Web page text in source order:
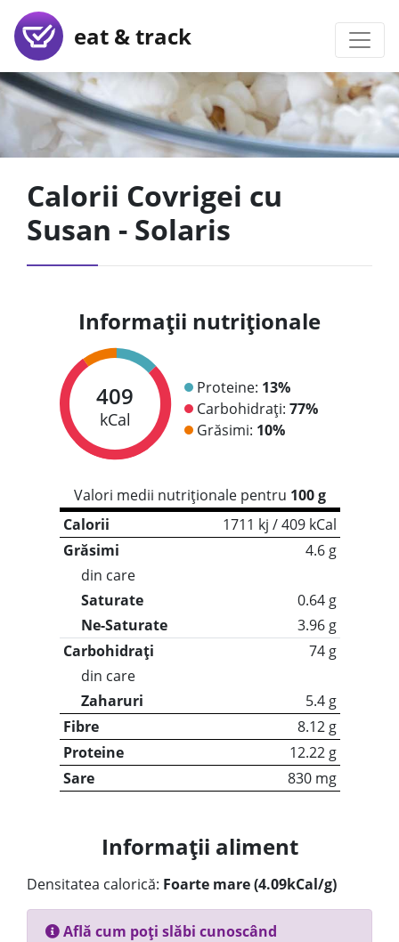
eat & track
Calorii Covrigei cu
Susan - Solaris
Informații nutriționale
409
kCal
Proteine: 13%
Carbohidrați: 77%
Grăsimi: 10%
Valori medii nutriționale pentru 100 g
Calorii
1711 kj / 409 kCal
Grăsimi
4.6 g
din care
Saturate
0.64 g
Ne-Saturate
3.96 g
Carbohidrați
74 g
din care
Zaharuri
5.4 g
Fibre
8.12 g
Proteine
12.22 g
Sare
830 mg
Informații aliment
Densitatea calorică: Foarte mare (4.09kCal/g)
Află cum poți slăbi cunoscând